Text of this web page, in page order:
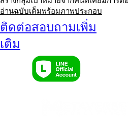
อ่านฉบับเต็มพร้อมภาพประกอบ
ติดต่อสอบถามเพิ่ม
เติม